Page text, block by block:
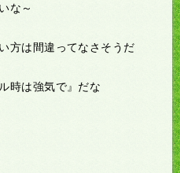
な～
方は間違ってなさそうだ
時は強気で』だな